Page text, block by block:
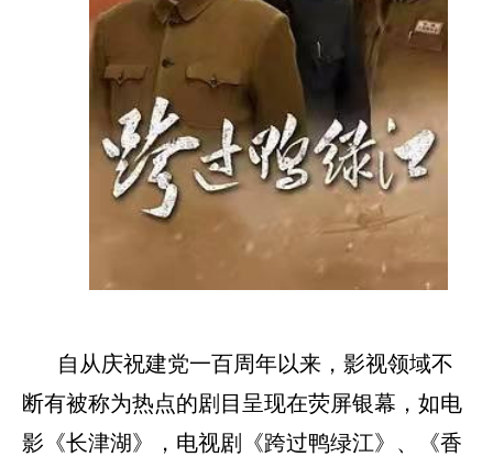
自从庆祝建党一百周年以来，影视领域不
断有被称为热点的剧目呈现在荧屏银幕，如电
影《长津湖》，电视剧《跨过鸭绿江》 、
《香